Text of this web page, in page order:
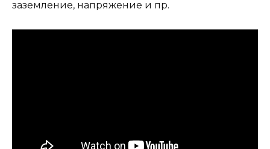
заземление, напряжение и пр.